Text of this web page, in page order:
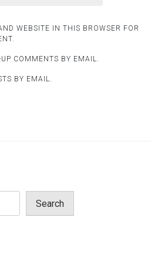
WEBSITE IN THIS BROWSER FOR
COMMENTS BY EMAIL.
BY EMAIL.
Search